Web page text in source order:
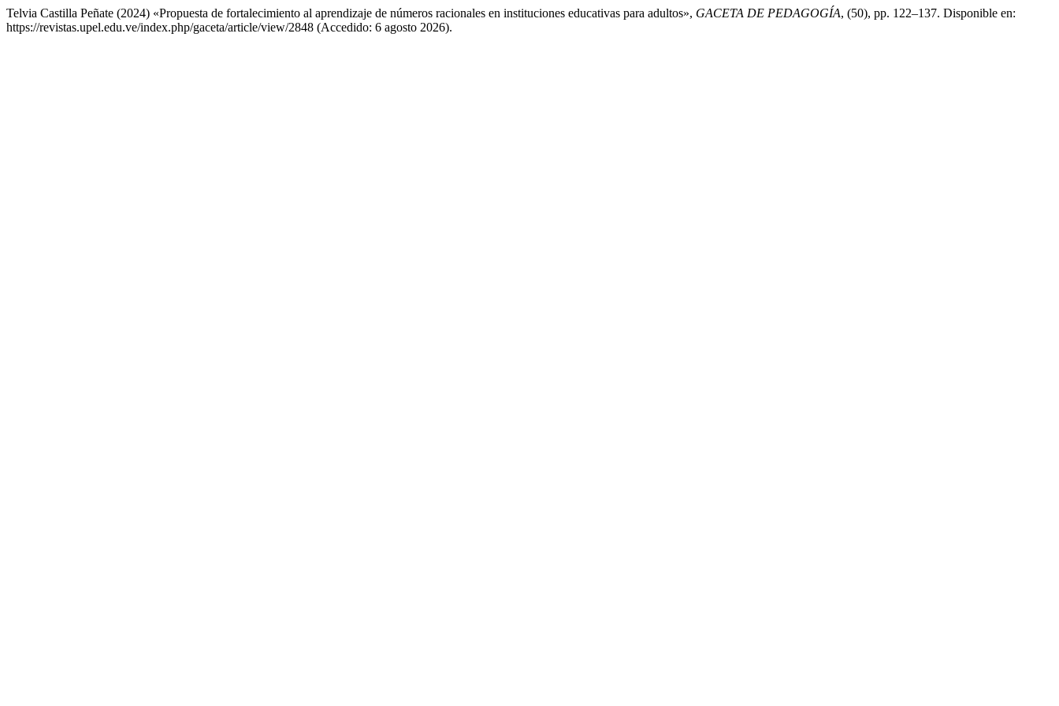
Telvia Castilla Peñate (2024) «Propuesta de fortalecimiento al aprendizaje de números racionales en instituciones educativas para adultos», GACETA DE PEDAGOGÍA, (50), pp. 122–137. Disponible en:
https://revistas.upel.edu.ve/index.php/gaceta/article/view/2848 (Accedido: 6 agosto 2026).